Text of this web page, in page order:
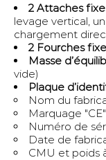
2 Attaches
levage vertical,
chargement
2 Fourches
Masse
vide)
Plaque
Nom du
Marquage "CE"
Numéro de
Date de
CMU et poids